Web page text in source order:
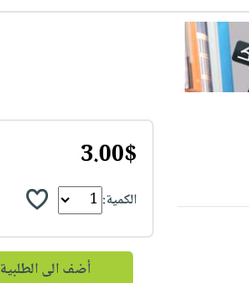
3.00$
الكمية:
أضف الى الطلبية